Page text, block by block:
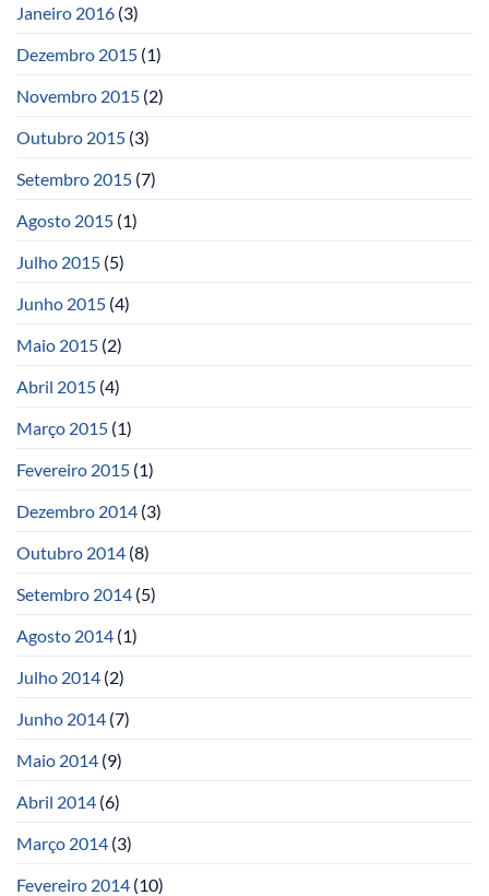
Janeiro 2016 (3)
Dezembro 2015 (1)
Novembro 2015 (2)
Outubro 2015 (3)
Setembro 2015 (7)
Agosto 2015 (1)
Julho 2015 (5)
Junho 2015 (4)
Maio 2015 (2)
Abril 2015 (4)
Março 2015 (1)
Fevereiro 2015 (1)
Dezembro 2014 (3)
Outubro 2014 (8)
Setembro 2014 (5)
Agosto 2014 (1)
Julho 2014 (2)
Junho 2014 (7)
Maio 2014 (9)
Abril 2014 (6)
Março 2014 (3)
Fevereiro 2014 (10)